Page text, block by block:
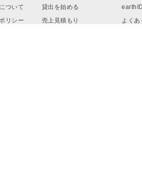
ついて
リシー
貸出を始める
売上見積もり
よくあ